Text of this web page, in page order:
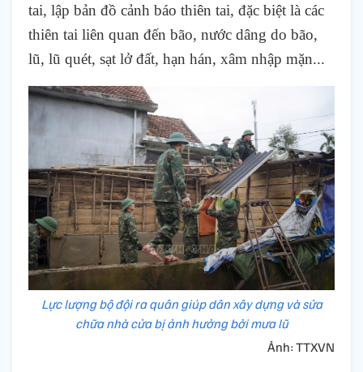
tai, lập bản đồ cảnh báo thiên tai, đặc biệt là các
thiên tai liên quan đến bão, nước dâng do bão,
lũ, lũ quét, sạt lở đất, hạn hán, xâm nhập mặn...
Lực lượng bộ đội ra quân giúp dân xây dựng và sửa
chữa nhà cửa bị ảnh hưởng bởi mưa lũ
Ảnh: TTXVN